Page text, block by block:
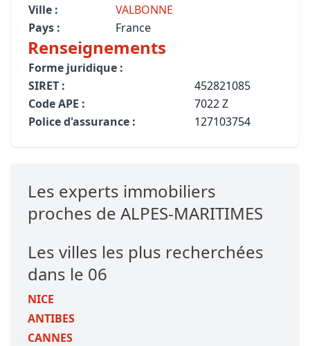
Ville :
VALBONNE
Pays :
France
Renseignements
Forme juridique :
SIRET :
452821085
Code APE :
7022 Z
Police d'assurance :
127103754
Les experts immobiliers
proches de ALPES-MARITIMES
Les villes les plus recherchées
dans le 06
NICE
ANTIBES
CANNES